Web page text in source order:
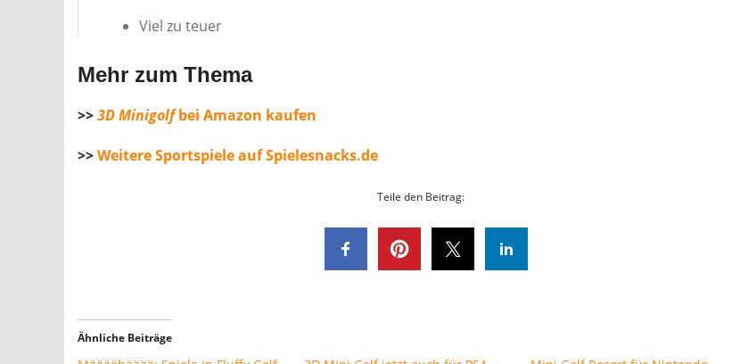
Viel zu teuer
Mehr zum Thema
>>3D Minigolfbei Amazon kaufen
>>Weitere Sportspiele auf Spielesnacks.de
Teile den Beitrag:
Ähnliche Beiträge